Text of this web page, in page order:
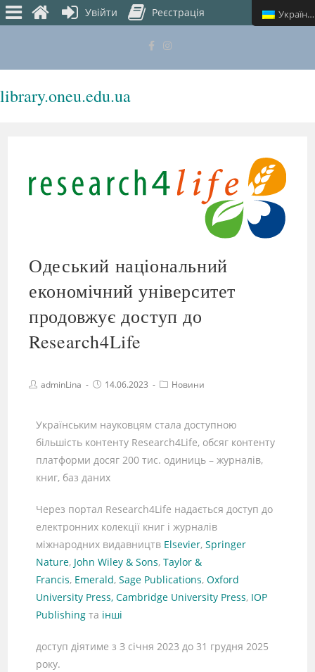
library.oneu.edu.ua
Одеський національний
економічний університет
продовжує доступ до
Research4Life
adminLina 14.06.2023 Новини
Українським науковцям стала доступною
більшість контенту Research4Life, обсяг контенту
платформи досяг 200 тис. одиниць – журналів,
книг, баз даних
Через портал Research4Life надається доступ до
електронних колекції книг і журналів
міжнародних видавництв Elsevier,Springer
Nature, John Wiley & Sons,Taylor &
Francis, Emerald,Sage Publications,Oxford
University Press, Cambridge University Press, IOP
Publishing та інші
доступ діятиме з З січня 2023 до 31 грудня 2025
року.
Увійти Реєстрація Українська